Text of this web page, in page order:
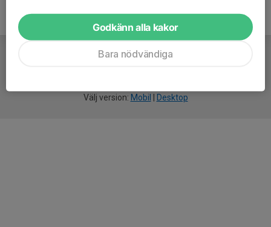
Välj version: Mobil Desktop
Godkänn alla kakor
Bara nödvändiga